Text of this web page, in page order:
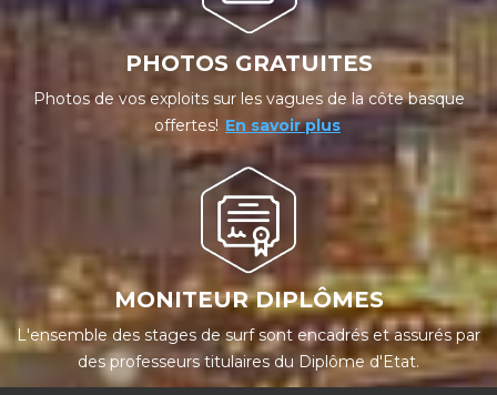
PHOTOS GRATUITES
Photos de vos exploits sur les vagues de la côte basque
offertes! En savoir plus
MONITEUR DIPLÔMES
L'ensemble des stages de surf sont encadrés et assurés par
des professeurs titulaires du Diplôme d'Etat.